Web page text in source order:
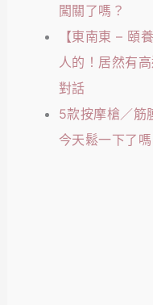
闖關了嗎？
【東南東 – 頤
人的！居然有
對話
5款按摩槍／筋
今天鬆一下了嗎